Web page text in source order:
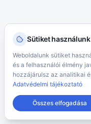
Sütiket használunk
Weboldalunk sütiket
és a felhasználói élmény
hozzájárulsz az analitikai
Adatvédelmi tájékoztató
Összes elfogadása